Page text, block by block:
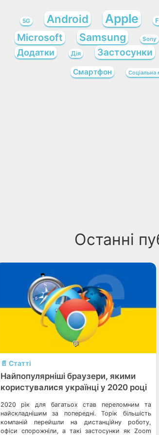
5G Android Apple
Microsoft Samsung Sony
Додатки Дія Застосунки
Смартфон
Останні
💬
📄 Статті
Найпопулярніші браузери, якими
користувалися українці у 2020 році
2020 рік для багатьох став переломним та
найскладнішим за попередні. Торік більшість
компаній перейшли на дистанційну роботу,
офіси спорожніли, а такі застосунки як Zoom